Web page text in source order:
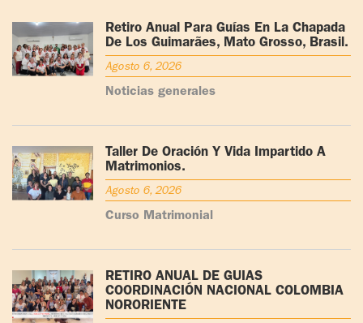
Retiro Anual Para Guías En La Chapada
De Los Guimarães, Mato Grosso, Brasil.
Agosto 6, 2026
Noticias generales
Taller De Oración Y Vida Impartido A
Matrimonios.
Agosto 6, 2026
Curso Matrimonial
RETIRO ANUAL DE GUÍAS
COORDINACIÓN NACIONAL COLOMBIA
NORORIENTE